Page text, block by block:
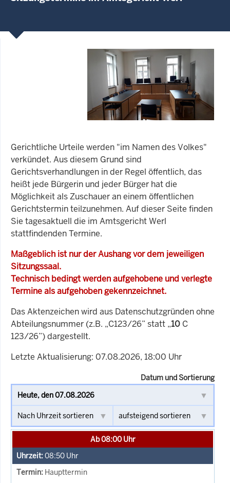
Gerichtliche Urteile werden "im Namen des Volkes"
verkündet. Aus diesem Grund sind
Gerichtsverhandlungen in der Regel öffentlich, das
heißt jede Bürgerin und jeder Bürger hat die
Möglichkeit als Zuschauer an einem öffentlichen
Gerichtstermin teilzunehmen. Auf dieser Seite finden
Sie tagesaktuell die im Amtsgericht Werl
stattfindenden Termine.
Maßgeblich ist nur der Aushang vor dem jeweiligen
Sitzungssaal.
Technisch bedingt werden aufgehobene und verlegte
Termine als aufgehoben gekennzeichnet.
Das Aktenzeichen wird aus Datenschutzgründen ohne
Abteilungsnummer (z.B. „C123/26” statt „10 C
123/26”) dargestellt.
Letzte Aktualisierung: 07.08.2026, 18:00 Uhr
Datum und Sortierung
Ab 08:00 Uhr
08:50 Uhr
Haupttermin